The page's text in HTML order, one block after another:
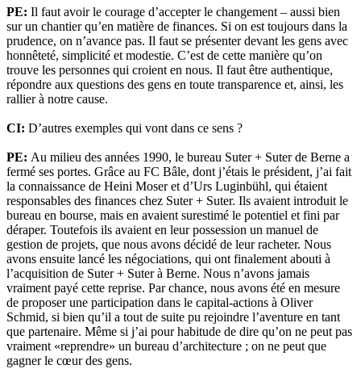
PE: Il faut avoir le courage d’accepter le changement – aussi bien
sur un chantier qu’en matière de finances. Si on est toujours dans la
prudence, on n’avance pas. Il faut se présenter devant les gens avec
honnêteté, simplicité et modestie. C’est de cette manière qu’on
trouve les personnes qui croient en nous. Il faut être authentique,
répondre aux questions des gens en toute transparence et, ainsi, les
rallier à notre cause.
CI: D’autres exemples qui vont dans ce sens ?
PE: Au milieu des années 1990, le bureau Suter + Suter de Berne a
fermé ses portes. Grâce au FC Bâle, dont j’étais le président, j’ai fait
la connaissance de Heini Moser et d’Urs Luginbühl, qui étaient
responsables des finances chez Suter + Suter. Ils avaient introduit le
bureau en bourse, mais en avaient surestimé le potentiel et fini par
déraper. Toutefois ils avaient en leur possession un manuel de
gestion de projets, que nous avons décidé de leur racheter. Nous
avons ensuite lancé les négociations, qui ont finalement abouti à
l’acquisition de Suter + Suter à Berne. Nous n’avons jamais
vraiment payé cette reprise. Par chance, nous avons été en mesure
de proposer une participation dans le capital-actions à Oliver
Schmid, si bien qu’il a tout de suite pu rejoindre l’aventure en tant
que partenaire. Même si j’ai pour habitude de dire qu’on ne peut pas
vraiment «reprendre» un bureau d’architecture ; on ne peut que
gagner le cœur des gens.